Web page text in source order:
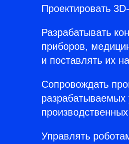
Проектировать
Разрабатывать
приборов,
и поставлять их
Сопровождать
Управлять